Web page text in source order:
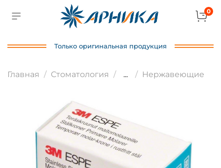
0
Только оригинальная продукция
Главная Стоматология ... Нержавеющие